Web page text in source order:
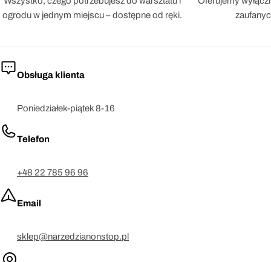
ogrodu w jednym miejscu – dostępne od ręki.
Obsługa klienta
Poniedziałek-piątek 8-16
Telefon
+48 22 785 96 96
Email
sklep@narzedzianonstop.pl